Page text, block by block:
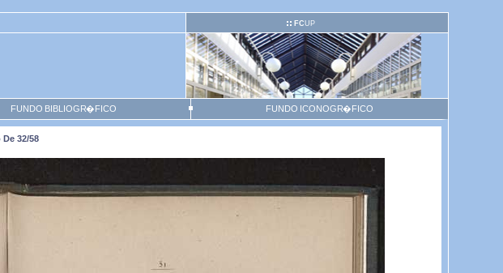
FCUP
FUNDO BIBLIOGR�FICO
FUNDO ICONOGR�FICO
32/58